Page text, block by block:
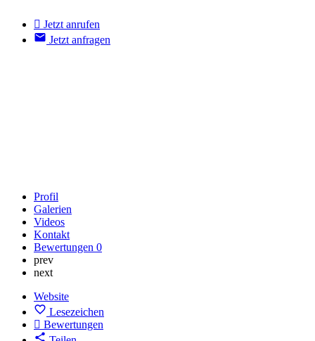
Jetzt anrufen
Jetzt anfragen
Profil
Galerien
Videos
Kontakt
Bewertungen 0
prev
next
Website
Lesezeichen
Bewertungen